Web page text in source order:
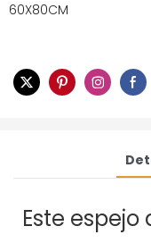
60X80CM
Este espejo